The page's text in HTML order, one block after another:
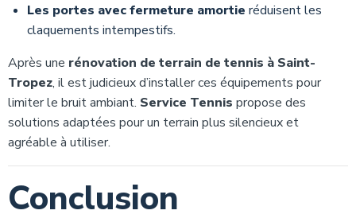
Les portes avec fermeture amortie réduisent les
claquements intempestifs.
Après une rénovation de terrain de tennis à Saint-
Tropez, il est judicieux d’installer ces équipements pour
limiter le bruit ambiant. Service Tennis propose des
solutions adaptées pour un terrain plus silencieux et
agréable à utiliser.
Conclusion